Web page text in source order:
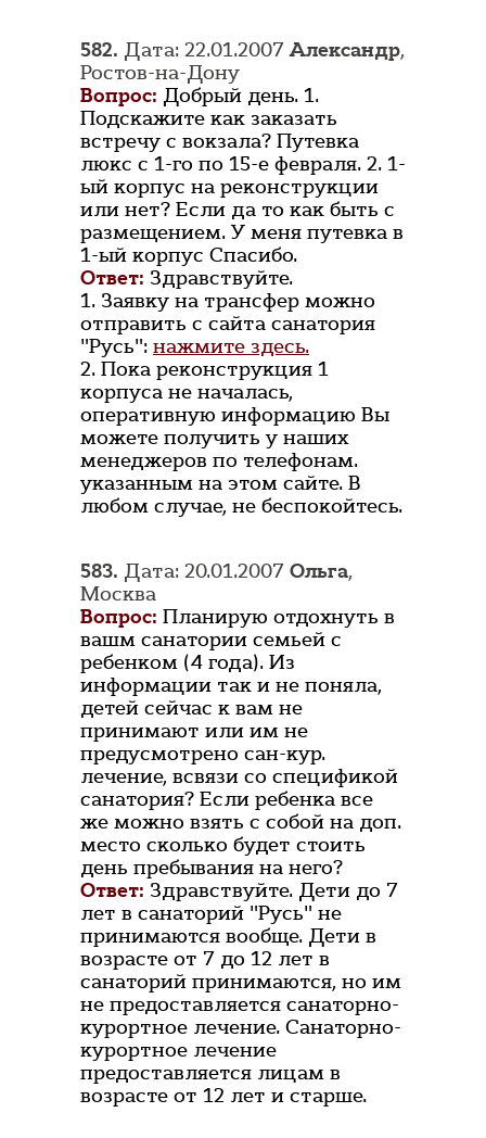
582. Дата: 22.01.2007Александр,
Ростов-на-Дону
Вопрос: Добрый день. 1.
Подскажите как заказать
встречу с вокзала? Путевка
люкс с 1-го по 15-е февраля. 2. 1-
ый корпус на реконструкции
или нет? Если да то как быть с
размещением. У меня путевка в
1-ый корпус Спасибо.
Ответ: Здравствуйте.
1. Заявку на трансфер можно
отправить с сайта санатория
"Русь": нажмите здесь.
2. Пока реконструкция 1
корпуса не началась,
оперативную информацию Вы
можете получить у наших
менеджеров по телефонам.
указанным на этом сайте. В
любом случае, не беспокойтесь.
583. Дата: 20.01.2007 Ольга,
Москва
Вопрос: Планирую отдохнуть в
вашм санатории семьей с
ребенком (4 года). Из
информации так и не поняла,
детей сейчас к вам не
принимают или им не
предусмотрено сан-кур.
лечение, всвязи со спецификой
санатория? Если ребенка все
же можно взять с собой на доп.
место сколько будет стоить
день пребывания на него?
Ответ: Здравствуйте. Дети до 7
лет в санаторий "Русь" не
принимаются вообще. Дети в
возрасте от 7 до 12 лет в
санаторий принимаются, но им
не предоставляется санаторно-
курортное лечение. Санаторно-
курортное лечение
предоставляется лицам в
возрасте от 12 лет и старше.